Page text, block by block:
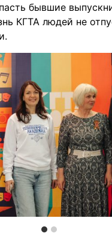
бывшие
КГТА людей не